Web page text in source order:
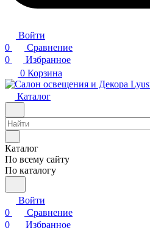
Войти
0
Сравнение
0
Избранное
0 Корзина
Каталог
Каталог
По всему сайту
По каталогу
Войти
0
Сравнение
0
Избранное